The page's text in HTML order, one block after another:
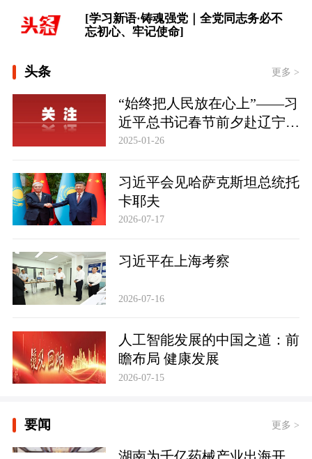
[看图学习·人民之心丨读懂“怎样创造业
绩”的实干路径]
时政新闻眼丨如何把百年大党建设得更
头条 更多 >
“始终把人民放在心上”——习
近平总书记春节前夕赴辽宁看
望慰问基层干部群众纪实
2025-01-26
习近平会见哈萨克斯坦总统托
卡耶夫
2026-07-17
习近平在上海考察
2026-07-16
人工智能发展的中国之道：前
瞻布局 健康发展
2026-07-15
要闻 更多 >